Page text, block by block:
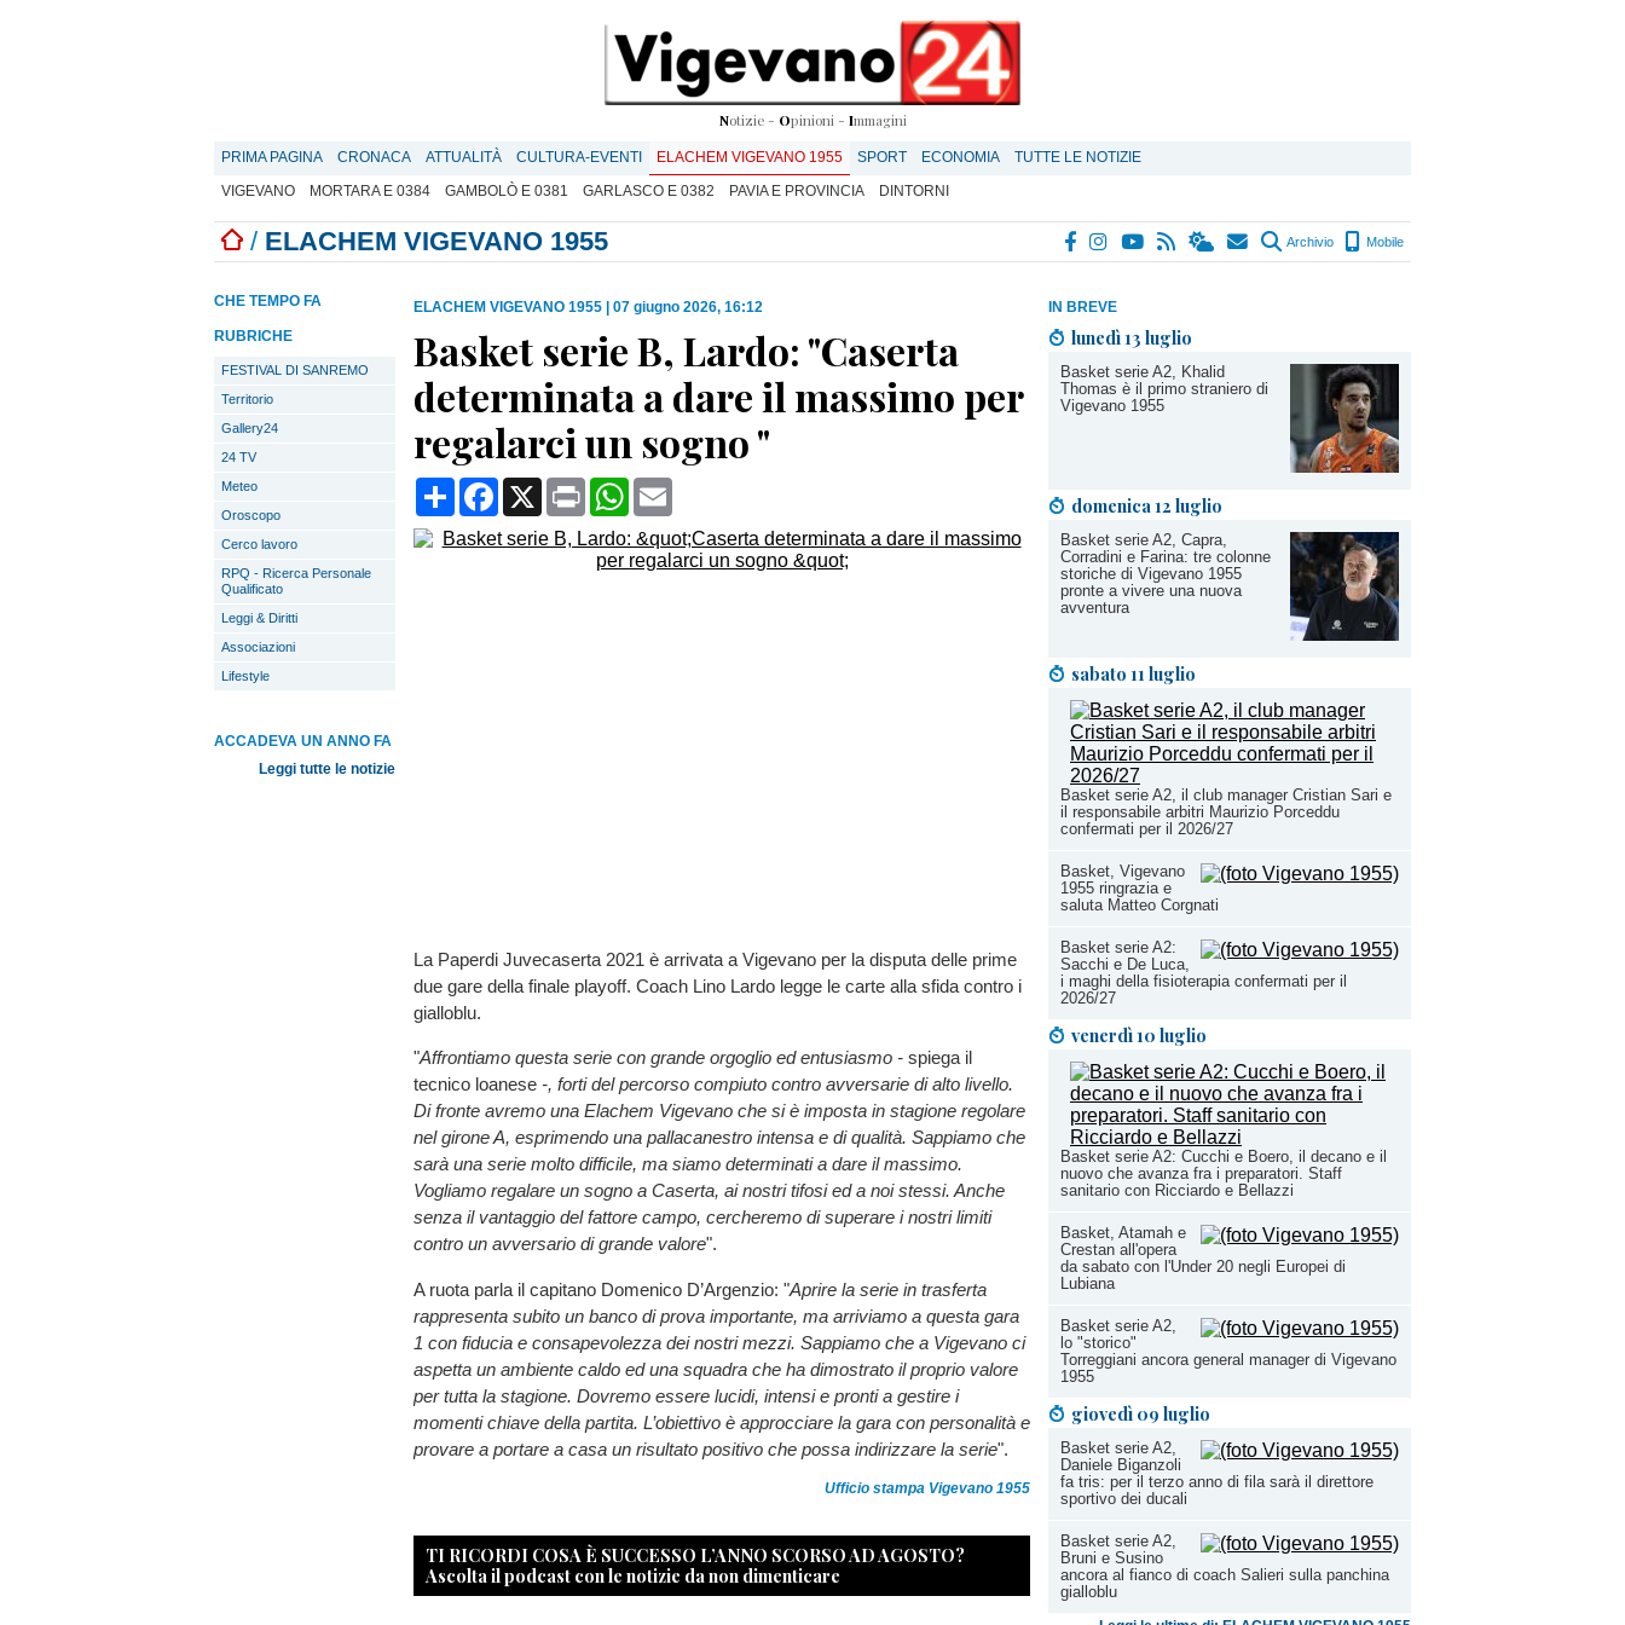
Notizie - Opinioni - Immagini
PRIMA PAGINA CRONACA ATTUALITÀ CULTURA-EVENTI ELACHEM VIGEVANO 1955 SPORT ECONOMIA
TUTTE LE NOTIZIE
VIGEVANO
MORTARA E 0384 GAMBOLÒ E 0381 GARLASCO E 0382 PAVIA E PROVINCIA DINTORNI
/ ELACHEM VIGEVANO 1955 Archivio Mobile
IN BREVE
lunedì 13 luglio
Basket serie A2, Khalid
Thomas è il primo straniero di
Vigevano 1955
domenica 12 luglio
Basket serie A2, Capra,
Corradini e Farina: tre colonne
storiche di Vigevano 1955
pronte a vivere una nuova
avventura
sabato 11 luglio
Basket serie A2, il club manager Cristian Sari e
il responsabile arbitri Maurizio Porceddu
confermati per il 2026/27
Basket, Vigevano
1955 ringrazia e
saluta Matteo Corgnati
Basket serie A2:
Sacchi e De Luca,
i maghi della fisioterapia confermati per il
2026/27
venerdì 10 luglio
Basket serie A2: Cucchi e Boero, il decano e il
nuovo che avanza fra i preparatori. Staff
sanitario con Ricciardo e Bellazzi
Basket, Atamah e
Crestan all'opera
da sabato con l'Under 20 negli Europei di
Lubiana
Basket serie A2,
lo "storico"
Torreggiani ancora general manager di Vigevano
1955
giovedì 09 luglio
Basket serie A2,
Daniele Biganzoli
fa tris: per il terzo anno di fila sarà il direttore
sportivo dei ducali
Basket serie A2,
Bruni e Susino
ancora al fianco di coach Salieri sulla panchina
gialloblu
CHE TEMPO FA
RUBRICHE
FESTIVAL DI SANREMO
Territorio
Gallery24
24 TV
Meteo
Oroscopo
Cerco lavoro
RPQ - Ricerca Personale
Qualificato
Leggi & Diritti
Associazioni
Lifestyle
ACCADEVA UN ANNO FA
Leggi tutte le notizie
ELACHEM VIGEVANO 1955 07 giugno 2026, 16:12
Basket serie B, Lardo: "Caserta
determinata a dare il massimo per
regalarci un sogno "
CondividiFacebook
X Print WhatsApp
La Paperdi Juvecaserta 2021 è arrivata a Vigevano per la disputa delle prime
due gare della finale playoff. Coach Lino Lardo legge le carte alla sfida contro i
gialloblu.
"Affrontiamo questa serie con grande orgoglio ed entusiasmo - spiega il
tecnico loanese -, forti del percorso compiuto contro avversarie di alto livello.
Di fronte avremo una Elachem Vigevano che si è imposta in stagione regolare
nel girone A, esprimendo una pallacanestro intensa e di qualità. Sappiamo che
sarà una serie molto difficile, ma siamo determinati a dare il massimo.
Vogliamo regalare un sogno a Caserta, ai nostri tifosi ed a noi stessi. Anche
senza il vantaggio del fattore campo, cercheremo di superare i nostri limiti
contro un avversario di grande valore".
A ruota parla il capitano Domenico D’Argenzio: "Aprire la serie in trasferta
rappresenta subito un banco di prova importante, ma arriviamo a questa gara
1 con fiducia e consapevolezza dei nostri mezzi. Sappiamo che a Vigevano ci
aspetta un ambiente caldo ed una squadra che ha dimostrato il proprio valore
per tutta la stagione. Dovremo essere lucidi, intensi e pronti a gestire i
momenti chiave della partita. L’obiettivo è approcciare la gara con personalità e
provare a portare a casa un risultato positivo che possa indirizzare la serie".
Ufficio stampa Vigevano 1955
TI RICORDI COSA È SUCCESSO L’ANNO SCORSO AD AGOSTO?
Ascolta il podcast con le notizie da non dimenticare